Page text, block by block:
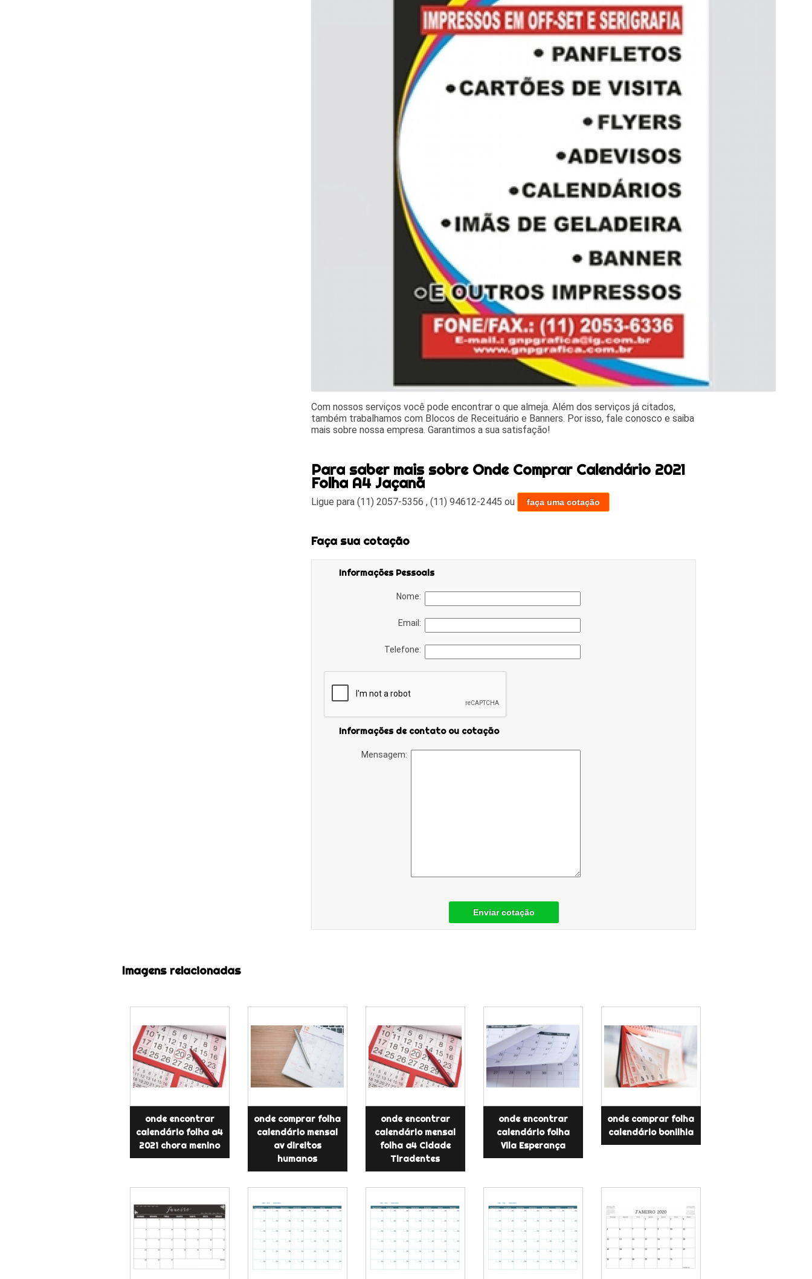
Com nossos serviços você pode encontrar o que almeja. Além dos serviços já citados,
também trabalhamos com Blocos de Receituário e Banners. Por isso, fale conosco e saiba
mais sobre nossa empresa. Garantimos a sua satisfação!
Para saber mais sobre Onde Comprar Calendário 2021
Folha A4 Jaçanã
Ligue para(11) 2057-5356 ,(11) 94612-2445 ou faça uma cotação
Faça sua cotação
Informações Pessoais
Nome:
Email:
Telefone:
Informações de contato ou cotação
Mensagem:
Enviar cotação
Imagens relacionadas
onde encontrar
calendário folha a4
2021 chora menino
onde comprar folha
calendário mensal
av direitos
humanos
onde encontrar
calendário mensal
folha a4 Cidade
Tiradentes
onde encontrar
calendário folha
Vila Esperança
onde comprar folha
calendário bonilhia